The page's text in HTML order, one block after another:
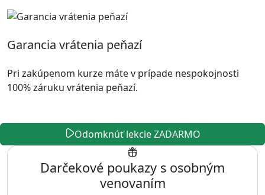
Garancia vrátenia peňazí
Pri zakúpenom kurze máte v prípade nespokojnosti
100% záruku vrátenia peňazí.
Odomknúť lekcie ZADARMO
Darčekové poukazy s osobným
venovaním